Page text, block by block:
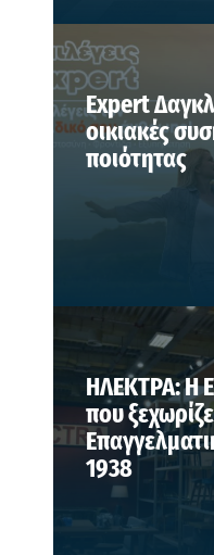
Expert
οικιακές
ποιότητας
ΗΛΕΚΤΡΑ: Η
που
1938